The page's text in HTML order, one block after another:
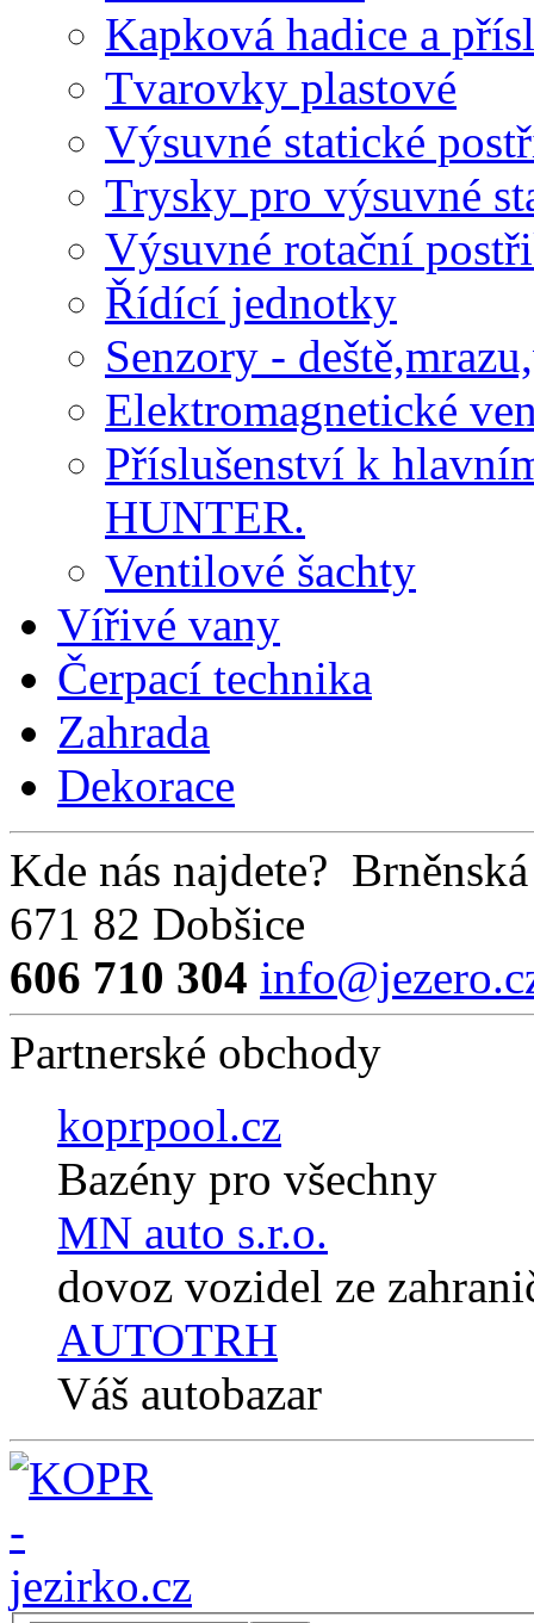
Kapková hadice a
Tvarovky plastové
Výsuvné statické
Trysky pro výsuvné
Výsuvné rotační
Řídící jednotky
Senzory -
Elektromagnetické
Příslušenství k
HUNTER.
Ventilové šachty
Vířivé vany
Čerpací technika
Zahrada
Dekorace
Kde nás najdete?
671 82 Dobšice
606 710 304
Partnerské obchody
koprpool.cz
Bazény pro všechny
MN auto s.r.o.
dovoz vozidel ze
AUTOTRH
Váš autobazar